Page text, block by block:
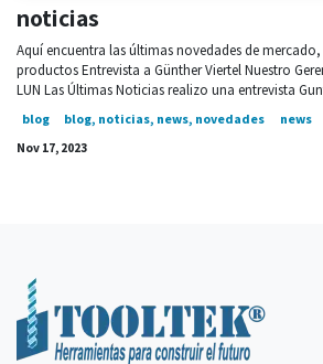
noticias
Aquí encuentra las últimas novedades de mercado,
productos Entrevista a Günther Viertel Nuestro
LUN Las Últimas Noticias realizo una entrevista
blog blog, noticias, news, novedades news
Nov 17, 2023